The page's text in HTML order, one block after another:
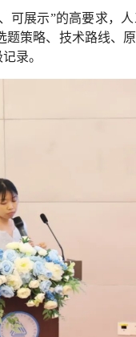
可展示”的高要求，
策略、技术路线、
录。